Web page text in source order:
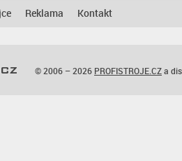
Reklama Kontakt
© 2006 – 2026 PROFISTROJE.CZa